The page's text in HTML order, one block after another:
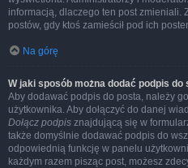
informacją, dlaczego ten post zmieniali.
postów, gdy ktoś zamieścił pod ich
Na górę
W jaki sposób można dodać podpis do
Aby dodawać podpis do posta, należy
użytkownika. Aby dołączyć do danej
Dołącz podpis znajdującą się w
także domyślnie dodawać podpis do
odpowiednią funkcję w panelu
każdym razem pisząc post, możesz